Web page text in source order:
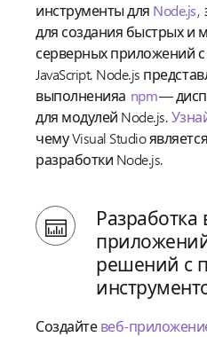
инструменты для Node.js,
для создания быстрых и
серверных приложений
JavaScript. Node.js
выполненияа npm—
для модулей Node.js.
чему Visual Studio
разработки Node.js.
Разработка
решений с
Создайтевеб-